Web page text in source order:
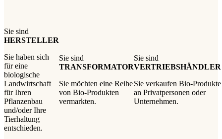
Sie sind
HERSTELLER
Sie haben sich
für eine
biologische
Landwirtschaft
für Ihren
Pflanzenbau
und/oder Ihre
Tierhaltung
entschieden.
Sie sind
TRANSFORMATOR
Sie möchten eine Reihe
von Bio-Produkten
vermarkten.
Sie sind
VERTRIEBSHÄNDLER
Sie verkaufen Bio-Produkte
an Privatpersonen oder
Unternehmen.